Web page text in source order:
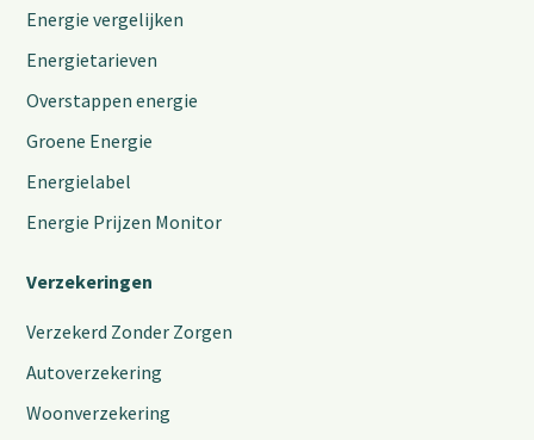
Energie vergelijken
Energietarieven
Overstappen energie
Groene Energie
Energielabel
Energie Prijzen Monitor
Verzekeringen
Verzekerd Zonder Zorgen
Autoverzekering
Woonverzekering